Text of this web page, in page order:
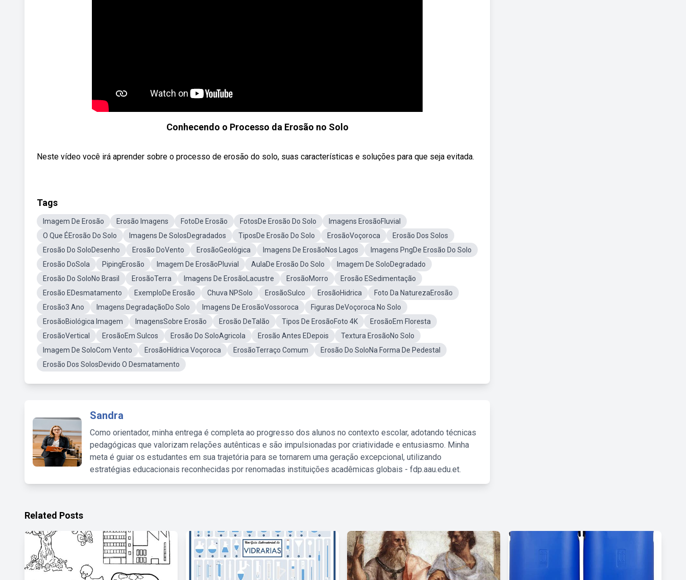
Conhecendo o Processo da Erosão no Solo
Neste vídeo você irá aprender sobre o processo de erosão do solo, suas características e soluções para que seja evitada.
Tags
Imagem De Erosão Erosão Imagens FotoDe Erosão FotosDe Erosão Do Solo
Imagens ErosãoFluvial
O Que ÉErosão Do Solo
Imagens De SolosDegradados TiposDe Erosão Do Solo ErosãoVoçoroca
Erosão Dos Solos
Erosão Do SoloDesenho
Erosão DoVento ErosãoGeológica Imagens De ErosãoNos Lagos
Imagens PngDe Erosão Do Solo
Erosão DoSola
PipingErosão Imagem De ErosãoPluvial AulaDe Erosão Do Solo
Imagem De SoloDegradado
Erosão Do SoloNo Brasil
ErosãoTerra Imagens De ErosãoLacustre ErosãoMorro
Erosão ESedimentação
Erosão EDesmatamento
ExemploDe Erosão Chuva NPSolo ErosãoSulco ErosãoHidrica
Foto Da NaturezaErosão
Erosão3 Ano
Imagens DegradaçãoDo Solo Imagens De ErosãoVossoroca
Figuras DeVoçoroca No Solo
ErosãoBiológica Imagem
ImagensSobre Erosão Erosão DeTalão Tipos De ErosãoFoto 4K
ErosãoEm Floresta
ErosãoVertical
ErosãoEm Sulcos Erosão Do SoloAgricola Erosão Antes EDepois
Textura ErosãoNo Solo
Imagem De SoloCom Vento
ErosãoHídrica Voçoroca ErosãoTerraço Comum
Erosão Do SoloNa Forma De Pedestal
Erosão Dos SolosDevido O Desmatamento
Sandra
Como orientador, minha entrega é completa ao progresso dos alunos no contexto escolar, adotando técnicas
pedagógicas que valorizam relações autênticas e são impulsionadas por criatividade e entusiasmo. Minha
meta é guiar os estudantes em sua trajetória para se tornarem uma geração excepcional, utilizando
estratégias educacionais reconhecidas por renomadas instituições acadêmicas globais - fdp.aau.edu.et.
Related Posts